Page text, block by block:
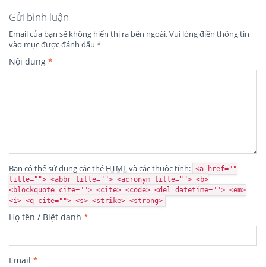
Gửi bình luận
Email của bạn sẽ không hiển thị ra bên ngoài.Vui lòng điền thông tin
vào mục được đánh dấu *
Nội dung *
Bạn có thể sử dụng các thẻ HTMLvà các thuộc tính: <a href=""
title=""> <abbr title=""> <acronym title=""> <b>
<blockquote cite=""> <cite> <code> <del datetime=""> <em>
<i> <q cite=""> <s> <strike> <strong>
Họ tên / Biệt danh *
Email *